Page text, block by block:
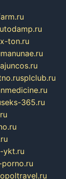
x-ton.ru
manunae.ru
splclub.ru
seks-365.ru
ykt.ru